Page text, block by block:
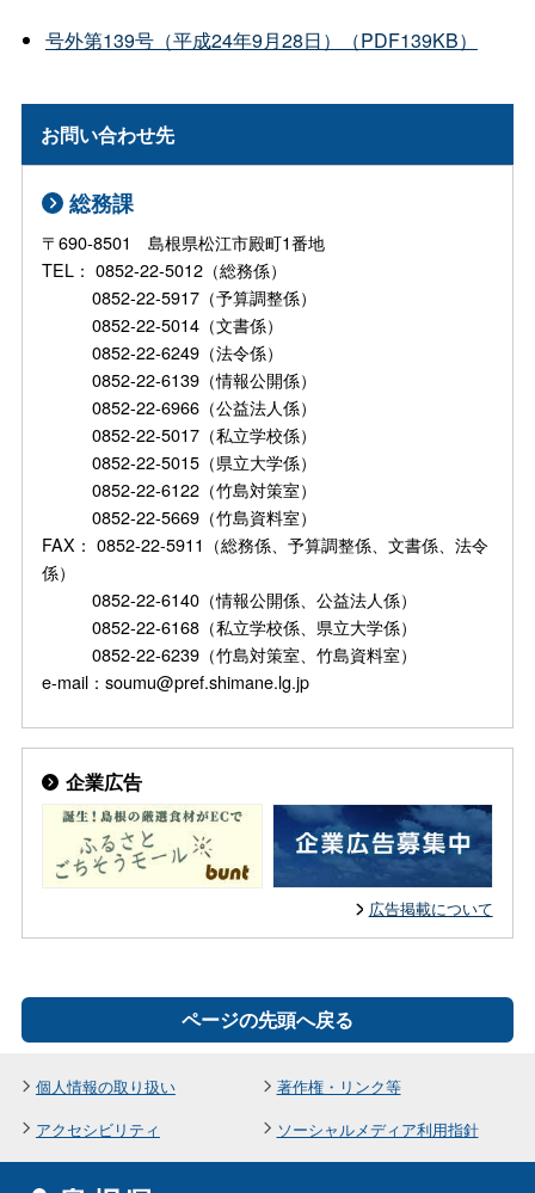
号外第139号（平成24年9月28日）（PDF139KB）
お問い合わせ先
総務課
〒690-8501 島根県松江市殿町1番地
TEL： 0852-22-5012（総務係）
0852-22-5917（予算調整係）
0852-22-5014（文書係）
0852-22-6249（法令係）
0852-22-6139（情報公開係）
0852-22-6966（公益法人係）
0852-22-5017（私立学校係）
0852-22-5015（県立大学係）
0852-22-6122（竹島対策室）
0852-22-5669（竹島資料室）
FAX： 0852-22-5911（総務係、予算調整係、文書係、法令
係）
0852-22-6140（情報公開係、公益法人係）
0852-22-6168（私立学校係、県立大学係）
0852-22-6239（竹島対策室、竹島資料室）
e-mail：soumu@pref.shimane.lg.jp
企業広告
広告掲載について
ページの先頭へ戻る
個人情報の取り扱い
著作権・リンク等
アクセシビリティ
ソーシャルメディア利用指針